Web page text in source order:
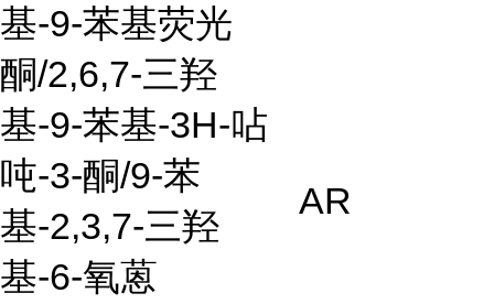
基-9-苯基荧光
酮/2,6,7-三羟
基-9-苯基-3H-呫
吨-3-酮/9-苯
基-2,3,7-三羟
基-6-氧蒽
AR